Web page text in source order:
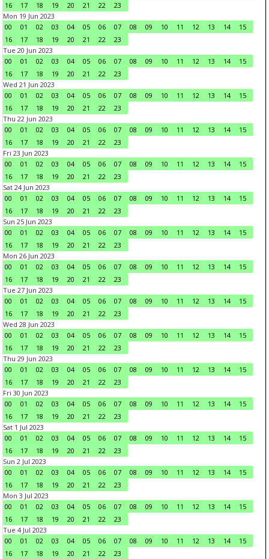
16
17 18 19 20 21 22
23
Mon 19 Jun 2023
00
01 02 03 04 05 06 07 08 09 10 11 12 13 14
15
16
17 18 19 20 21 22
23
Tue 20 Jun 2023
00
01 02 03 04 05 06 07 08 09 10 11 12 13 14
15
16
17 18 19 20 21 22
23
Wed 21 Jun 2023
00
01 02 03 04 05 06 07 08 09 10 11 12 13 14
15
16
17 18 19 20 21 22
23
Thu 22 Jun 2023
00
01 02 03 04 05 06 07 08 09 10 11 12 13 14
15
16
17 18 19 20 21 22
23
Fri 23 Jun 2023
00
01 02 03 04 05 06 07 08 09 10 11 12 13 14
15
16
17 18 19 20 21 22
23
Sat 24 Jun 2023
00
01 02 03 04 05 06 07 08 09 10 11 12 13 14
15
16
17 18 19 20 21 22
23
Sun 25 Jun 2023
00
01 02 03 04 05 06 07 08 09 10 11 12 13 14
15
16
17 18 19 20 21 22
23
Mon 26 Jun 2023
00
01 02 03 04 05 06 07 08 09 10 11 12 13 14
15
16
17 18 19 20 21 22
23
Tue 27 Jun 2023
00
01 02 03 04 05 06 07 08 09 10 11 12 13 14
15
16
17 18 19 20 21 22
23
Wed 28 Jun 2023
00
01 02 03 04 05 06 07 08 09 10 11 12 13 14
15
16
17 18 19 20 21 22
23
Thu 29 Jun 2023
00
01 02 03 04 05 06 07 08 09 10 11 12 13 14
15
16
17 18 19 20 21 22
23
Fri 30 Jun 2023
00
01 02 03 04 05 06 07 08 09 10 11 12 13 14
15
16
17 18 19 20 21 22
23
Sat 1 Jul 2023
00
01 02 03 04 05 06 07 08 09 10 11 12 13 14
15
16
17 18 19 20 21 22
23
Sun 2 Jul 2023
00
01 02 03 04 05 06 07 08 09 10 11 12 13 14
15
16
17 18 19 20 21 22
23
Mon 3 Jul 2023
00
01 02 03 04 05 06 07 08 09 10 11 12 13 14
15
16
17 18 19 20 21 22
23
Tue 4 Jul 2023
00
01 02 03 04 05 06 07 08 09 10 11 12 13 14
15
16
17 18 19 20 21 22
23